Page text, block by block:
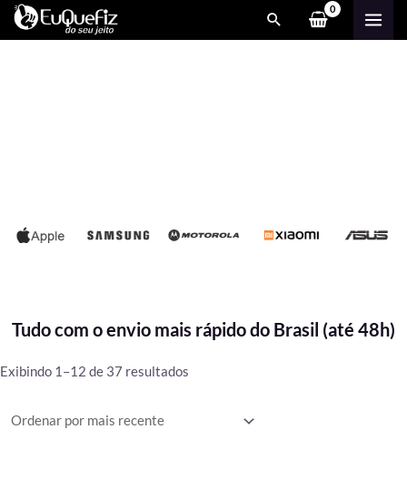
Tudo com o envio mais rápido do Brasil (até 48h)
Exibindo 1–12 de 37 resultados